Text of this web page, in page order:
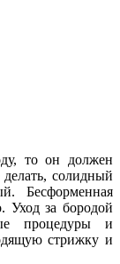
то он должен
солидный
Бесформенная
Уход за бородой
процедуры и
стрижку и